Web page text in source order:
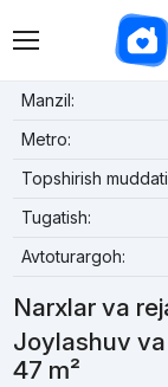
Manzil:
Metro:
Topshirish
Tugatish:
Avtoturargoh:
Narxlar va
Joylashuv
47 m²